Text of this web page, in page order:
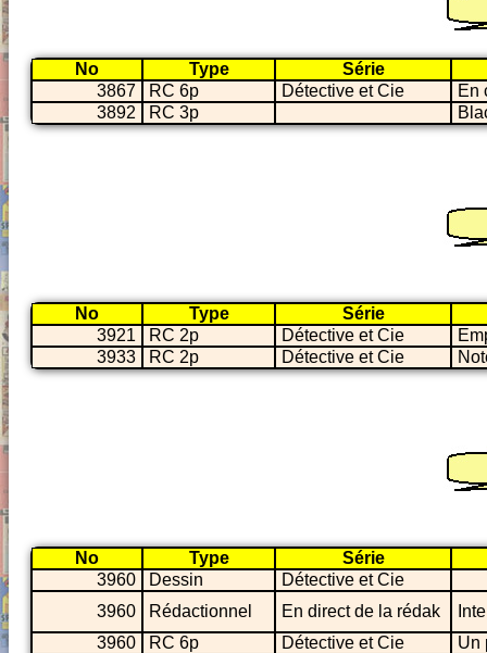
No Type
Série
3867
RC 6p Détective et Cie
En
3892
RC 3p
No Type
Série
3921
RC 2p Détective et Cie
3933
RC 2p Détective et Cie
No Type
Série
3960
Dessin
Détective et Cie
3960
Rédactionnel En direct de la rédak
3960
RC 6p Détective et Cie
Un